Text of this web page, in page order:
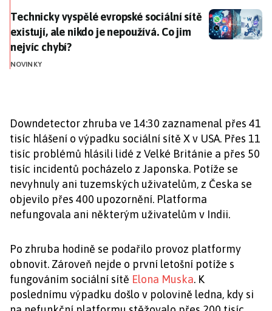
Technicky vyspělé evropské sociální sítě existují, ale
Technicky vyspělé evropské sociální sítě
existují, ale nikdo je nepoužívá. Co jim
nejvíc chybí?
NOVINKY
Downdetector zhruba ve 14:30 zaznamenal přes 41
tisíc hlášení o výpadku sociální sítě X v USA. Přes 11
tisíc problémů hlásili lidé z Velké Británie a přes 50
tisíc incidentů pocházelo z Japonska. Potíže se
nevyhnuly ani tuzemských uživatelům, z Česka se
objevilo přes 400 upozornění. Platforma
nefungovala ani některým uživatelům v Indii.
Po zhruba hodině se podařilo provoz platformy
obnovit. Zároveň nejde o první letošní potíže s
fungováním sociální sítě Elona Muska. K
poslednímu výpadku došlo v polovině ledna, kdy si